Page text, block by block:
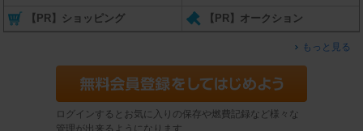
【PR】ショッピング 【PR】オークション
もっと見る
ログインするとお気に入りの保存や燃費記録など様々な
管理が出来るようになります